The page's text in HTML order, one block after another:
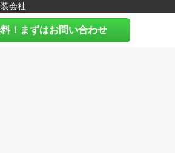
！まずはお問い合わせ
会社